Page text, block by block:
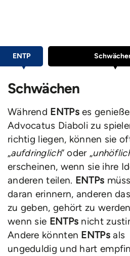
ENTP
Schwächen
Während ENTPses
Advocatus Diaboli zu
richtig liegen, können sie
„aufdringlich“ oder „
erscheinen, wenn sie ihre
anderen teilen. ENTPs
daran erinnern, anderen
zu geben, gehört zu
wenn sie ENTPs nicht
Andere könnten ENTPsals
ungeduldig und hart